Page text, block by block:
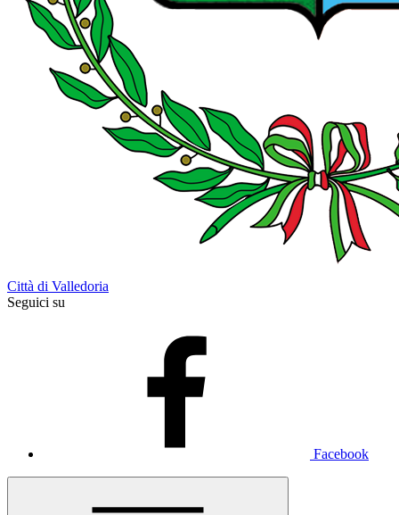
Città di Valledoria
Seguici su
Facebook